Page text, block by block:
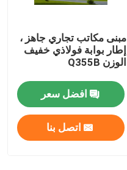
مبنى مكاتب تجاري جاهز ،
إطار بوابة فولاذي خفيف
الوزن Q355B
افضل سعر
اتصل بنا